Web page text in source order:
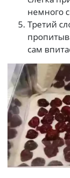
немного
Третий
сам